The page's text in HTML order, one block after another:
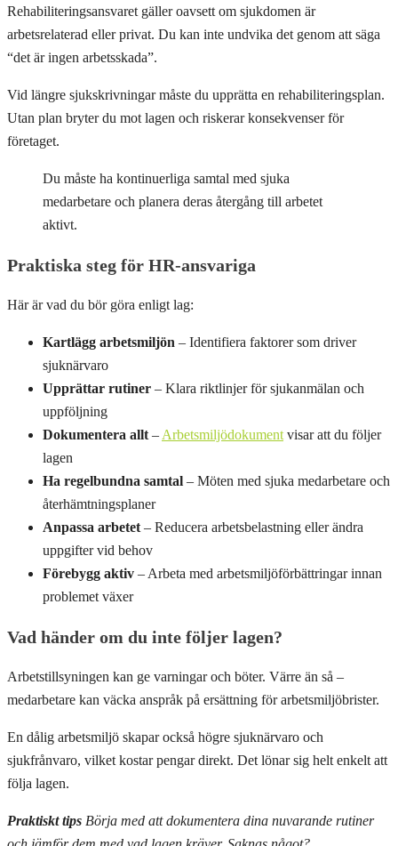
Rehabiliterings­ansvaret gäller oavsett om sjukdomen är
arbetsrelaterad eller privat. Du kan inte undvika det genom att säga
“det är ingen arbetsskada”.
Vid längre sjukskrivningar måste du upprätta en rehabiliteringsplan.
Utan plan bryter du mot lagen och riskerar konsekvenser för
företaget.
Du måste ha kontinuerliga samtal med sjuka
medarbetare och planera deras återgång till arbetet
aktivt.
Praktiska steg för HR-ansvariga
Här är vad du bör göra enligt lag:
Kartlägg arbetsmiljön – Identifiera faktorer som driver
sjuknärvaro
Upprättar rutiner – Klara riktlinjer för sjukanmälan och
uppföljning
Dokumentera allt – Arbetsmiljödokument visar att du följer
lagen
Ha regelbundna samtal – Möten med sjuka medarbetare och
återhämtningsplaner
Anpassa arbetet – Reducera arbetsbelastning eller ändra
uppgifter vid behov
Förebygg aktiv – Arbeta med arbetsmiljöförbättringar innan
problemet växer
Vad händer om du inte följer lagen?
Arbetstillsyningen kan ge varningar och böter. Värre än så –
medarbetare kan väcka anspråk på ersättning för arbetsmiljöbrister.
En dålig arbetsmiljö skapar också högre sjuknärvaro och
sjukfrånvaro, vilket kostar pengar direkt. Det lönar sig helt enkelt att
följa lagen.
Praktiskt tips Börja med att dokumentera dina nuvarande rutiner